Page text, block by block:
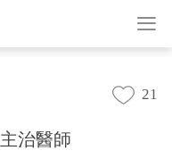
主治醫師
21